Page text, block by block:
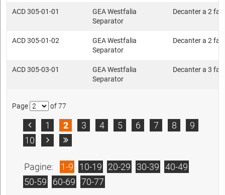
ACD 305-01-01
GEA Westfalia
Separator
Decanter a 2 fasi
ACD 305-01-02
GEA Westfalia
Separator
Decanter a 2 fasi
ACD 305-03-01
GEA Westfalia
Separator
Decanter a 3 fasi
Page of 77
 1 2 3 4 5 6 7 8
9
10
 
Pagine: 1-9 10-19 20-29 30-39
40-49
50-59
60-69 70-77